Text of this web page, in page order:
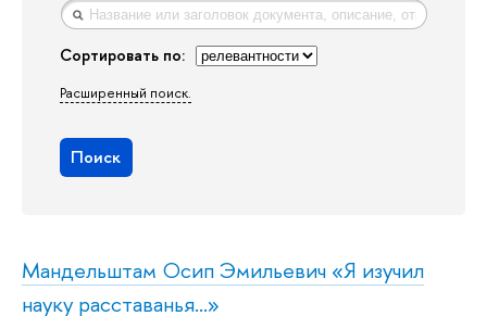
Сортировать по:
Расширенный поиск.
Поиск
Мандельштам Осип Эмильевич «Я изучил
науку расставанья...»